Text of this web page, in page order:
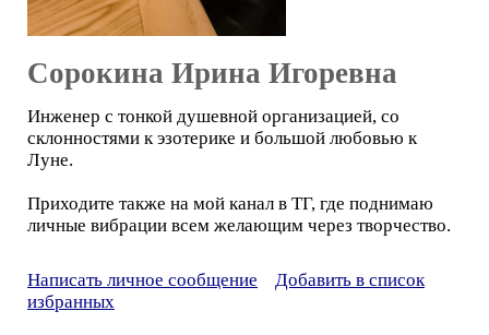
Сорокина Ирина Игоревна
Инженер с тонкой душевной организацией, со
склонностями к эзотерике и большой любовью к
Луне.
Приходите также на мой канал в ТГ, где поднимаю
личные вибрации всем желающим через творчество.
Написать личное сообщение
Добавить в список
избранных